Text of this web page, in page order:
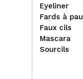
Technic
Eyeliner
Fards à
Faux cils
Mascara
Sourcils